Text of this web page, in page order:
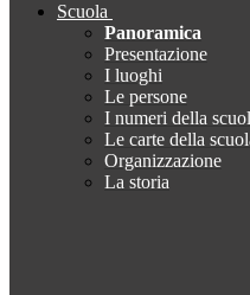
Scuola
Panoramica
Presentazione
I luoghi
Le persone
I numeri della
Le carte della
Organizzazione
La storia